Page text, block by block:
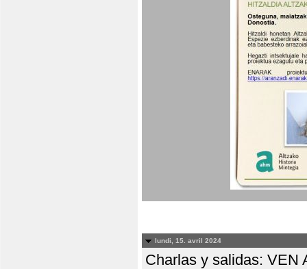
lundi, 15. avril 2024
Charlas y salidas: VEN